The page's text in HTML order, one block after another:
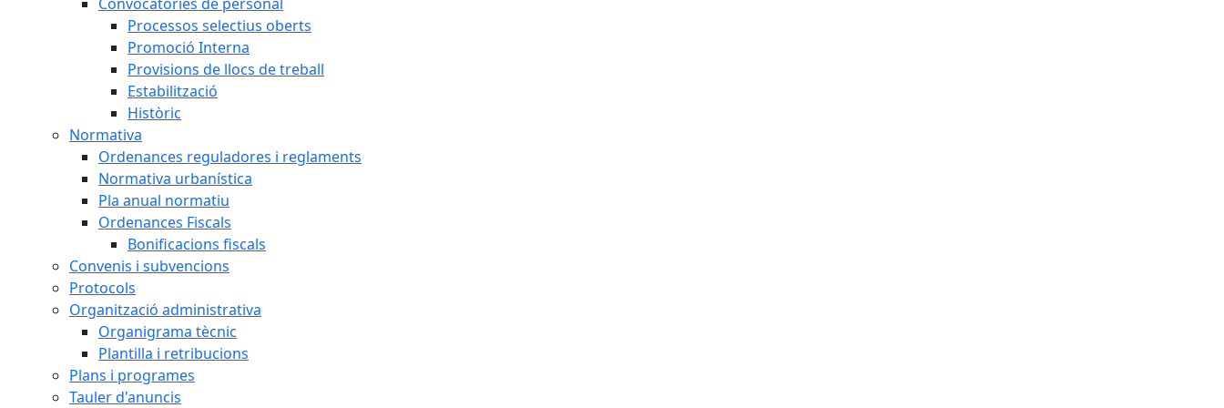
Processos selectius oberts
Promoció Interna
Provisions de llocs de treball
Estabilització
Històric
Normativa
Ordenances reguladores i reglaments
Normativa urbanística
Pla anual normatiu
Ordenances Fiscals
Bonificacions fiscals
Convenis i subvencions
Protocols
Organització administrativa
Organigrama tècnic
Plantilla i retribucions
Plans i programes
Tauler d'anuncis